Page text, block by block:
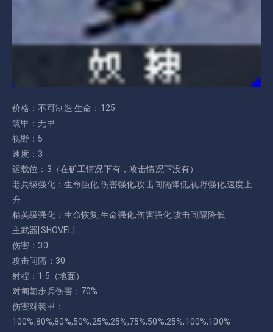
价格：不可制造 生命：125
装甲：无甲
视野：5
速度：3
运载位：3（在矿工情况下有，攻击情况下没有）
老兵级强化：生命强化,伤害强化,攻击间隔降低,视野强化,速度上
升
精英级强化：生命恢复,生命强化,伤害强化,攻击间隔降低
主武器[SHOVEL]
伤害：30
攻击间隔：30
射程：1.5（地面）
对匍匐步兵伤害：70%
伤害对装甲：
100%,80%,80%,50%,25%,25%,75%,50%,25%,100%,100%